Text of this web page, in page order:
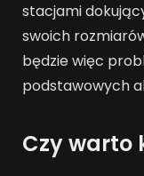
stacjami
swoich
będzie więc
podstawowych
Czy warto